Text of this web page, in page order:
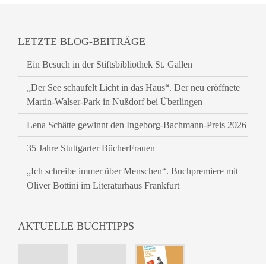
LETZTE BLOG-BEITRÄGE
Ein Besuch in der Stiftsbibliothek St. Gallen
„Der See schaufelt Licht in das Haus“. Der neu eröffnete
Martin-Walser-Park in Nußdorf bei Überlingen
Lena Schätte gewinnt den Ingeborg-Bachmann-Preis 2026
35 Jahre Stuttgarter BücherFrauen
„Ich schreibe immer über Menschen“. Buchpremiere mit
Oliver Bottini im Literaturhaus Frankfurt
AKTUELLE BUCHTIPPS